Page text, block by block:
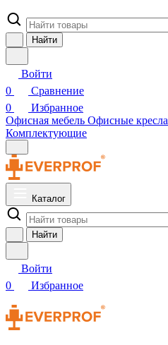
Найти
Войти
0
Сравнение
0
Избранное
Офисная мебель Офисные кресла
Комплектующие
Каталог
Найти
Войти
0
Избранное